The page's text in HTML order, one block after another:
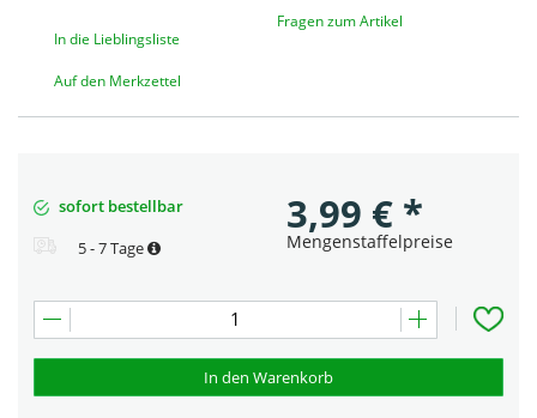
In die Lieblingsliste
Auf den Merkzettel
Fragen zum Artikel
sofort bestellbar
5 - 7 Tage
3,99 € *
Mengenstaffelpreise
In den Warenkorb